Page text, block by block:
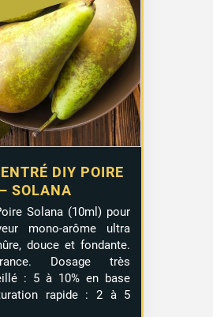
DIY POIRE
SOLANA
Solana (10ml) pour
mono-arôme ultra
douce et fondante.
Dosage très
: 5 à 10% en base
rapide : 2 à 5